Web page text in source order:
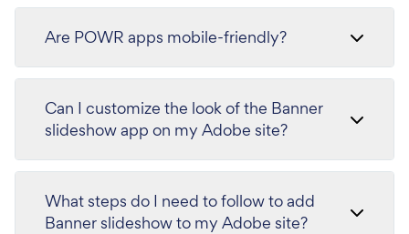
Are POWR apps mobile-friendly?
Can I customize the look of the Banner
slideshow app on my Adobe site?
What steps do I need to follow to add
Banner slideshow to my Adobe site?